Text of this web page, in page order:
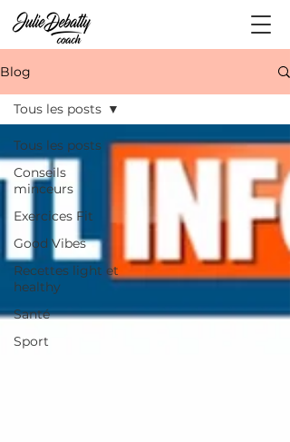
Blog
Tous les posts
Conseils
minceurs
Exercices Fit
Good Vibes
Recettes light et
healthy
Santé
Sport
Tous les posts